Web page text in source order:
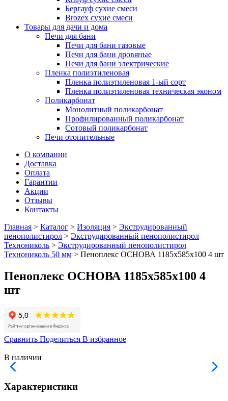
Бергауф сухие смеси
Brozex сухие смеси
Товары для дачи и дома
Печи для бани
Печи для бани газовые
Печи для бани дровяные
Печи для бани электрические
Пленка полиэтиленовая
Пленка полиэтиленовая 1-ый сорт
Пленка полиэтиленовая техническая эконом
Поликарбонат
Монолитный поликарбонат
Профилированный поликарбонат
Сотовый поликарбонат
Печи отопительные
О компании
Доставка
Оплата
Гарантии
Акции
Отзывы
Контакты
Главная > Каталог > Изоляция > Экструдированный
пенополистирол > Экструдированный пенополистирол
Технониколь > Экструдированный пенополистирол
Технониколь 50 мм > Пеноплекс ОСНОВА 1185х585х100 4 шт
Пеноплекс ОСНОВА 1185х585х100 4
шт
Сравнить Поделиться В избранное
В наличии
Характеристики